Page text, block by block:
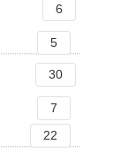
6
5
30
7
22